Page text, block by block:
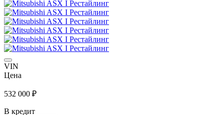
VIN
Цена
532 000 ₽
В кредит